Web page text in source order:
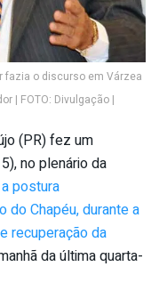
fazia o discurso em Várzea
| FOTO: Divulgação |
(PR) fez um
no plenário da
a postura
do Chapéu, durante a
recuperação da
da última quarta-